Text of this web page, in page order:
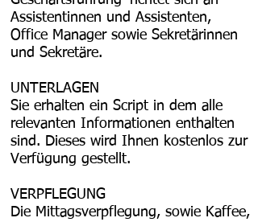
Assistentinnen und Assistenten,
Office Manager sowie Sekretärinnen
und Sekretäre.
UNTERLAGEN
Sie erhalten ein Script in dem alle
relevanten Informationen enthalten
sind. Dieses wird Ihnen kostenlos zur
Verfügung gestellt.
VERPFLEGUNG
Die Mittagsverpflegung, sowie Kaffee,